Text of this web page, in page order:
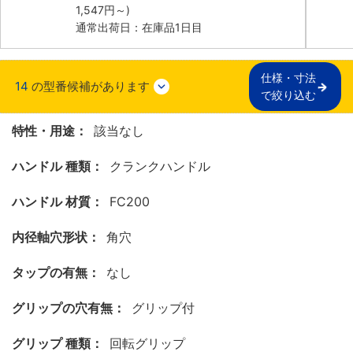
1,547円 ～)
通常出荷日：在庫品1日目
14 の型番候補があります
仕様・寸法
で絞り込む
特性・用途： 該当なし
ハンドル 種類： クランクハンドル
ハンドル 材質： FC200
内径軸穴形状： 角穴
タップの有無： なし
グリップの穴有無： グリップ付
グリップ 種類： 回転グリップ